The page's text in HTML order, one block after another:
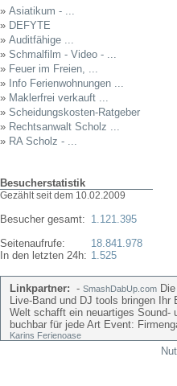
» Asiatikum - ...
» DEFYTE
» Auditfähige ...
» Schmalfilm - Video - ...
» Feuer im Freien, ...
» Info Ferienwohnungen ...
» Maklerfrei verkauft ...
» Scheidungskosten-Ratgeber
» Rechtsanwalt Scholz ...
» RA Scholz - ...
Besucherstatistik
Gezählt seit dem 10.02.2009
Besucher gesamt:
Seitenaufrufe:
In den letzten 24h:
1.121.395
18.841.978
1.525
Linkpartner: - SmashDabUp.com
Live-Band und DJ tools bringen
Welt schafft ein neuartiges Sound-
buchbar für jede Art Event:
Karins Ferienoase